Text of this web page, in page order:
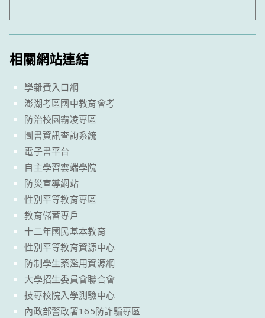
相關網站連結
學雜費入口網
澎湖考區國中教育會考
防治校園霸凌專區
圖書資訊查詢系統
電子書平台
自主學習雲端學院
防災宣導網站
性別平等教育專區
教育儲蓄專戶
十二年國民基本教育
性別平等教育資源中心
防制學生藥濫用資源網
大學招生委員會聯合會
技專校院入學測驗中心
內政部警政署165防詐騙專區